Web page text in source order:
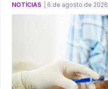
NOTÍCIAS 6 de agosto de 2026